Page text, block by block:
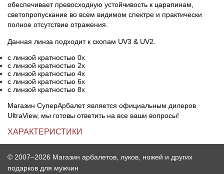
обеспечивает превосходную устойчивость к царапинам,
светопропускание во всем видимом спектре и практически
полное отсутствие отражения.
Данная линза подходит к скопам UV3 & UV2.
с линзой кратностью 0х
с линзой кратностью 2х
с линзой кратностью 4х
с линзой кратностью 6х
с линзой кратностью 8х
Магазин СуперАрбалет является официальным дилеров
UltraView, мы готовы ответить на все ваши вопросы!
ХАРАКТЕРИСТИКИ
© 2007–2026 Магазин арбалетов, луков, ножей и других
подарков для мужчин